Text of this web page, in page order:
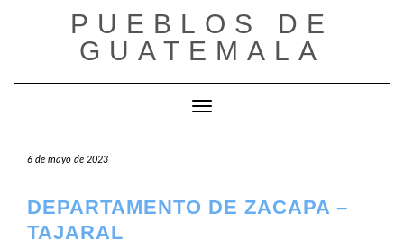
PUEBLOS DE
GUATEMALA
Cambiar modo de navegación
6 de mayo de 2023
DEPARTAMENTO DE ZACAPA –
TAJARAL